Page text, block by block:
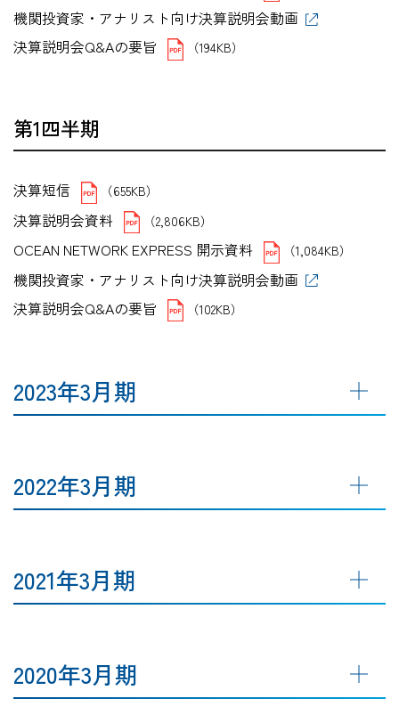
機関投資家・アナリスト向け決算説明会動画
決算説明会Q&Aの要旨
（194KB）
第1四半期
決算短信 （655KB）
決算説明会資料 （2,806KB）
OCEAN NETWORK EXPRESS 開示資料 （1,084KB）
機関投資家・アナリスト向け決算説明会動画
決算説明会Q&Aの要旨
（102KB）
2023年3月期
2022年3月期
2021年3月期
2020年3月期